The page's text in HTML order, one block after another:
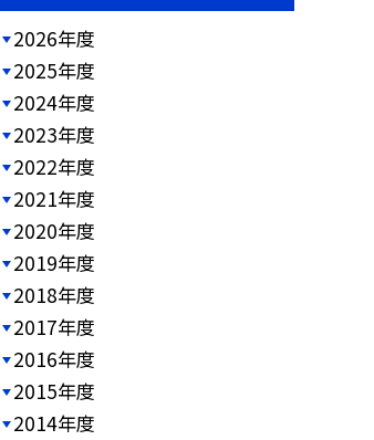
2026年度
2025年度
2024年度
2023年度
2022年度
2021年度
2020年度
2019年度
2018年度
2017年度
2016年度
2015年度
2014年度